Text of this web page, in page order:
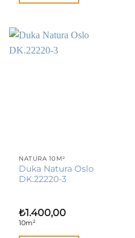
NATURA 10M²
Duka Natura Oslo
DK.22220-3
₺1.400,00
10m²